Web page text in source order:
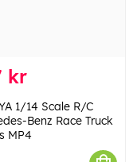
kr
1/14 Scale R/C
Benz Race Truck
MP4